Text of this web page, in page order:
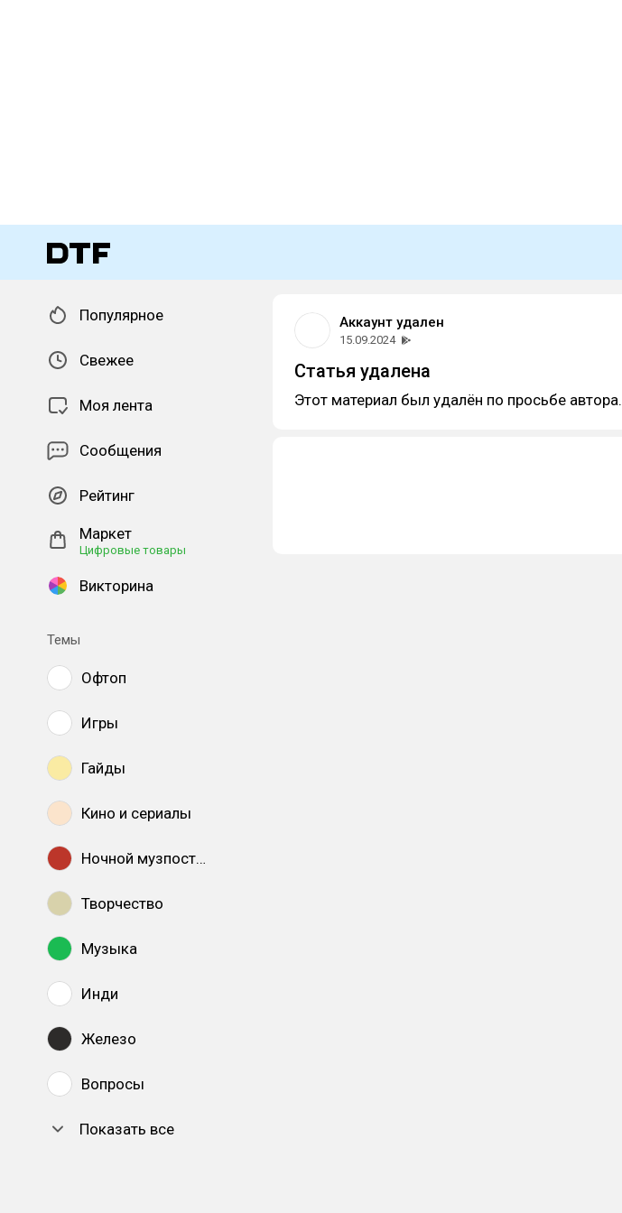
Популярное
Свежее
Моя лента
Сообщения
Рейтинг
Маркет
Цифровые товары
Викторина
Темы
Офтоп
Игры
Гайды
Кино и сериалы
Ночной музпостинг
Творчество
Музыка
Инди
Железо
Вопросы
Показать все
Аккаунт удален
15.09.2024
Статья удалена
Этот материал был удалён по просьбе автора.